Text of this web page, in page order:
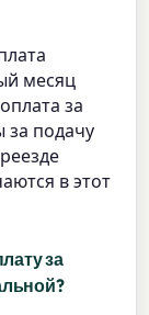
месяц
за
за подачу
в этот
за